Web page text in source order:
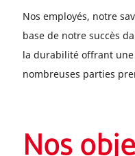
Nos employés, notre
base de notre succès
la durabilité offrant
nombreuses parties
Nos